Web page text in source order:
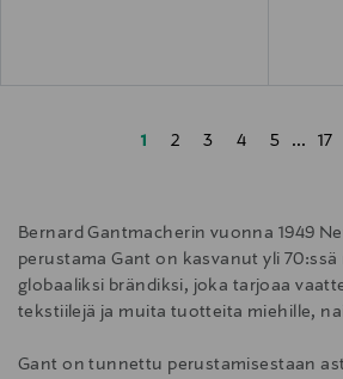
1 2 3 4 5 ... 17
Bernard Gantmacherin vuonna 1949
perustama Gant on kasvanut yli
globaaliksi brändiksi, joka tarjoaa
tekstiilejä ja muita tuotteita miehille,
Gant on tunnettu perustamisestaan